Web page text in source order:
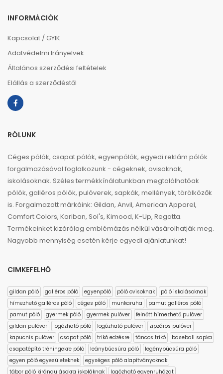
INFORMÁCIÓK
Kapcsolat / GYIK
Adatvédelmi Irányelvek
Általános szerződési feltételek
Elállás a szerződéstől
RÓLUNK
Céges pólók, csapat pólók, egyenpólók, egyedi reklám pólók
forgalmazásával foglalkozunk - cégeknek, ovisoknak,
iskolásoknak. Széles termékkínálatunkban megtalálhatóak
pólók, galléros pólók, pulóverek, sapkák, mellények, törölközők
is. Forgalmazott márkáink: Gildan, Anvil, American Apparel,
Comfort Colors, Kariban, Sol's, Kimood, K-Up, Regatta.
Termékeinket kizárólag emblémázás nélkül vásárolhatják meg.
Nagyobb mennyiség esetén kérje egyedi ajánlatunkat!
CIMKEFELHŐ
gildan póló galléros póló egyenpóló póló ovisoknak
póló iskolásoknak
hímezhető galléros póló
céges póló munkaruha
pamut galléros póló
pamut póló
gyermek póló gyermek pulóver
felnőtt hímezhető pulóver
gildan pulóver
logózható póló logózható pulóver
zipzáros pulóver
kapucnis pulóver
csapat póló trikó edzésre táncos trikó
baseball sapka
csapatépítő tréningekre póló
leánybúcsúra póló
legénybúcsúra póló
egyen póló egyesületeknek
egységes póló alapítványoknak
tábor póló kirándulásokra iskoláknak
logózható egyenruházat